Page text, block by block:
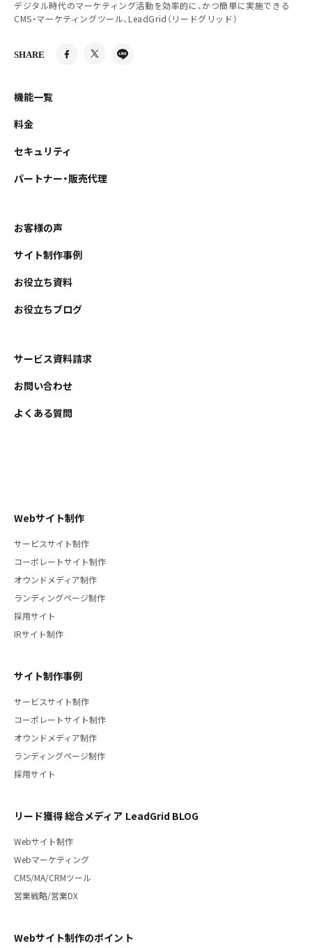
デジタル時代のマーケティング活動を効率的に、かつ簡単に実施できる
CMS・マーケティングツール、LeadGrid（リードグリッド）
SHARE
機能一覧
料金
セキュリティ
パートナー・販売代理
お客様の声
サイト制作事例
お役立ち資料
お役立ちブログ
サービス資料請求
お問い合わせ
よくある質問
Webサイト制作
サービスサイト制作
コーポレートサイト制作
オウンドメディア制作
ランディングページ制作
採用サイト
IRサイト制作
サイト制作事例
サービスサイト制作
コーポレートサイト制作
オウンドメディア制作
ランディングページ制作
採用サイト
リード獲得 総合メディア LeadGrid BLOG
Webサイト制作
Webマーケティング
CMS/MA/CRMツール
営業戦略/営業DX
Webサイト制作のポイント